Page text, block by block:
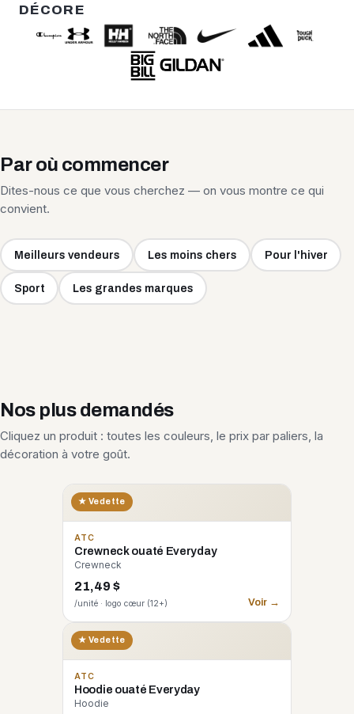
DÉCORE
Par où commencer
Dites-nous ce que vous cherchez — on vous montre ce qui
convient.
Meilleurs vendeurs Les moins chers Pour l'hiver
Sport Les grandes marques
Nos plus demandés
Cliquez un produit : toutes les couleurs, le prix par paliers, la
décoration à votre goût.
★ Vedette
ATC
Crewneck ouaté Everyday
Crewneck
21,49 $
/unité · logo cœur (12+) Voir →
★ Vedette
ATC
Hoodie ouaté Everyday
Hoodie